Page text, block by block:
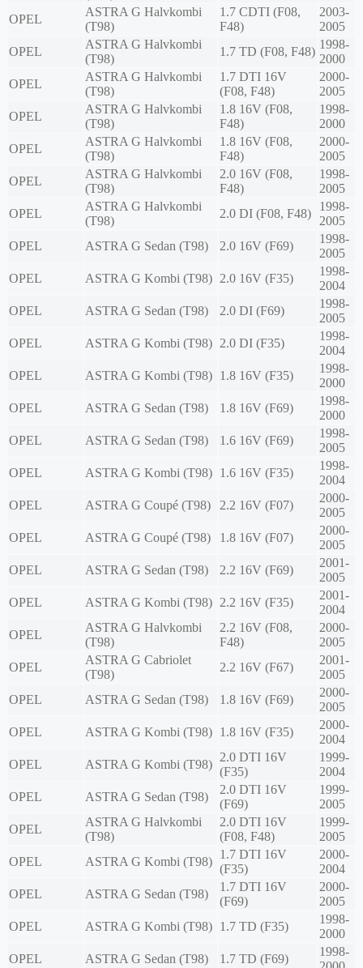
OPEL
ASTRA G Halvkombi
(T98)
1.7 CDTI (F08,
F48)
2003-
2005
OPEL
ASTRA G Halvkombi
(T98)
1.7 TD (F08, F48)
1998-
2000
OPEL
ASTRA G Halvkombi
(T98)
1.7 DTI 16V
(F08, F48)
2000-
2005
OPEL
ASTRA G Halvkombi
(T98)
1.8 16V (F08,
F48)
1998-
2000
OPEL
ASTRA G Halvkombi
(T98)
1.8 16V (F08,
F48)
2000-
2005
OPEL
ASTRA G Halvkombi
(T98)
2.0 16V (F08,
F48)
1998-
2005
OPEL
ASTRA G Halvkombi
(T98)
2.0 DI (F08, F48)
1998-
2005
OPEL
ASTRA G Sedan (T98) 2.0 16V (F69)
1998-
2005
OPEL
ASTRA G Kombi (T98) 2.0 16V (F35)
1998-
2004
OPEL
ASTRA G Sedan (T98) 2.0 DI (F69)
1998-
2005
OPEL
ASTRA G Kombi (T98) 2.0 DI (F35)
1998-
2004
OPEL
ASTRA G Kombi (T98) 1.8 16V (F35)
1998-
2000
OPEL
ASTRA G Sedan (T98) 1.8 16V (F69)
1998-
2000
OPEL
ASTRA G Sedan (T98) 1.6 16V (F69)
1998-
2005
OPEL
ASTRA G Kombi (T98) 1.6 16V (F35)
1998-
2004
OPEL
ASTRA G Coupé (T98) 2.2 16V (F07)
2000-
2005
OPEL
ASTRA G Coupé (T98) 1.8 16V (F07)
2000-
2005
OPEL
ASTRA G Sedan (T98) 2.2 16V (F69)
2001-
2005
OPEL
ASTRA G Kombi (T98) 2.2 16V (F35)
2001-
2004
OPEL
ASTRA G Halvkombi
(T98)
2.2 16V (F08,
F48)
2000-
2005
OPEL
ASTRA G Cabriolet
(T98)
2.2 16V (F67)
2001-
2005
OPEL
ASTRA G Sedan (T98) 1.8 16V (F69)
2000-
2005
OPEL
ASTRA G Kombi (T98) 1.8 16V (F35)
2000-
2004
OPEL
ASTRA G Kombi (T98)
2.0 DTI 16V
(F35)
1999-
2004
OPEL
ASTRA G Sedan (T98)
2.0 DTI 16V
(F69)
1999-
2005
OPEL
ASTRA G Halvkombi
(T98)
2.0 DTI 16V
(F08, F48)
1999-
2005
OPEL
ASTRA G Kombi (T98)
1.7 DTI 16V
(F35)
2000-
2004
OPEL
ASTRA G Sedan (T98)
1.7 DTI 16V
(F69)
2000-
2005
OPEL
ASTRA G Kombi (T98) 1.7 TD (F35)
1998-
2000
OPEL
ASTRA G Sedan (T98) 1.7 TD (F69)
1998-